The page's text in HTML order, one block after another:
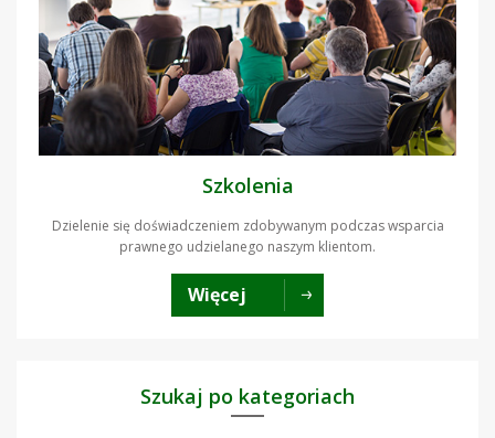
Szkolenia
Dzielenie się doświadczeniem zdobywanym podczas wsparcia
prawnego udzielanego naszym klientom.
Więcej
Szukaj po kategoriach